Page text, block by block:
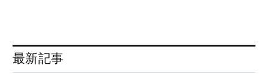
最新記事